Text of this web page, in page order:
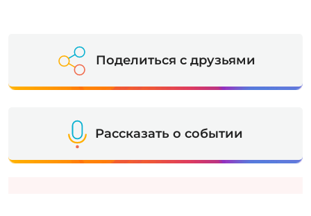
Поделиться с друзьями
Рассказать о событии